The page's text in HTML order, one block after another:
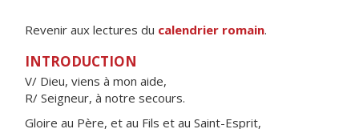
Revenir aux lectures du calendrier romain.
INTRODUCTION
V/ Dieu, viens à mon aide,
R/ Seigneur, à notre secours.
Gloire au Père, et au Fils et au Saint-Esprit,